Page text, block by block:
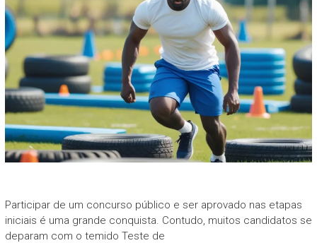
Participar de um concurso público e ser aprovado nas etapas
iniciais é uma grande conquista. Contudo, muitos candidatos se
deparam com o temido Teste de